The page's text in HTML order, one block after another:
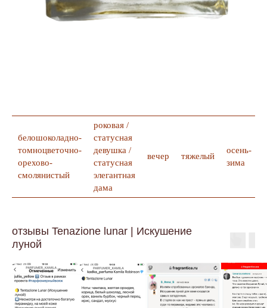
белошоколадно-
томноцветочно-
орехово-
смолянистый
роковая /
статусная
девушка /
статусная
элегантная
дама
вечер тяжелый
осень-
зима
отзывы Tenazione lunar | Искушение
луной